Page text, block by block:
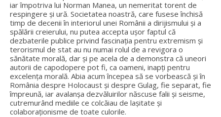
iar împotriva lui Norman Manea, un nemeritat torent de
respingere și ură. Societatea noastră, care fusese închisă
timp de decenii în interiorul unei Românii a dirijismului și a
spălării creierului, nu putea accepta ușor faptul că
dezbaterile publice privind fascinația pentru extremism și
terorismul de stat au nu numai rolul de a revigora o
sănătate morală, dar și pe acela de a demonstra că uneori
autorii de capodopere pot fi, ca oameni, inapți pentru
excelența morală. Abia acum începea să se vorbească și în
România despre Holocaust și despre Gulag, fie separat, fie
împreună, iar avalanșa dezvăluirilor născuse falii și seisme,
cutremurând mediile ce colcăiau de lașitate și
colaboraționisme de toate culorile.